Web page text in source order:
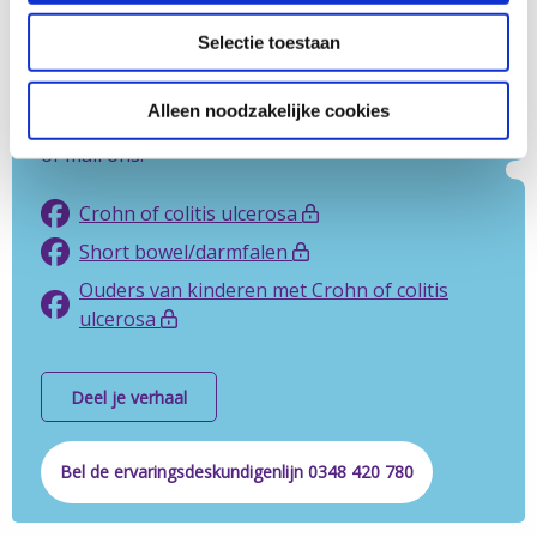
Selectie toestaan
Alleen noodzakelijke cookies
shortbowel/darmfalen. Nog geen lid? Meld je
hieronder aan via de juiste link.
ervaringsdeskundige van Crohn & Colitis NL? Bel
of mail ons.
Crohn of colitis ulcerosa
Short bowel/darmfalen
Ouders van kinderen met Crohn of colitis
ulcerosa
Deel je verhaal
Bel de ervaringsdeskundigenlijn 0348 420 780